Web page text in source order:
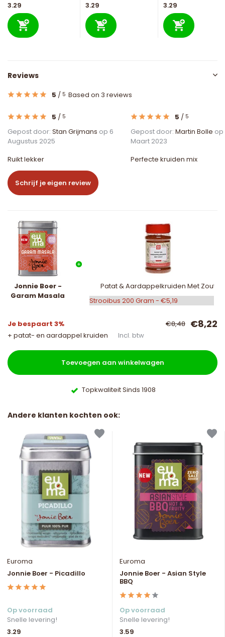
3.29 3.29 3.29
Reviews
5 / 5 Based on 3 reviews
5 / 5
Gepost door: Stan Grijmans op 6
Augustus 2025
Ruikt lekker
5 / 5
Gepost door: Martin Bolle op
Maart 2023
Perfecte kruiden mix
Schrijf je eigen review
Jonnie Boer -
Garam Masala
Patat & Aardappelkruiden Met Zout
Je bespaart 3% €8,48 €8,22
+ patat- en aardappel kruiden Incl. btw
Toevoegen aan winkelwagen
Topkwaliteit Sinds 1908
Andere klanten kochten ook:
Euroma
Jonnie Boer - Picadillo
Op voorraad
Snelle levering!
3.29
Euroma
Jonnie Boer - Asian Style
BBQ
Op voorraad
Snelle levering!
3.59